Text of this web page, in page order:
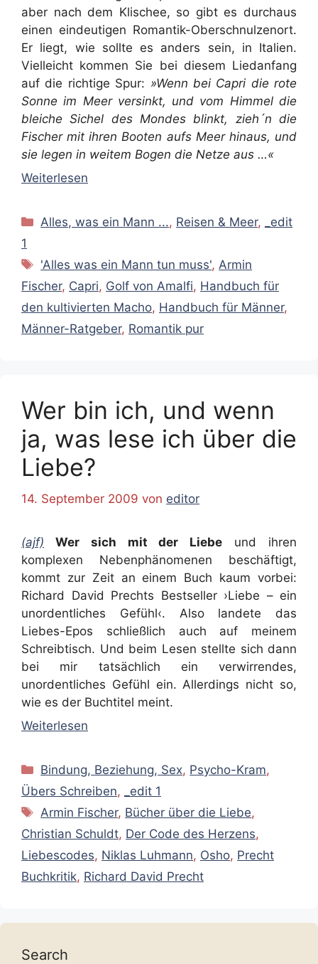
aber nach dem Klischee, so gibt es durchaus
einen eindeutigen Romantik-Oberschnulzenort.
Er liegt, wie sollte es anders sein, in Italien.
Vielleicht kommen Sie bei diesem Liedanfang
auf die richtige Spur: »Wenn bei Capri die rote
Sonne im Meer versinkt, und vom Himmel die
bleiche Sichel des Mondes blinkt, zieh´n die
Fischer mit ihren Booten aufs Meer hinaus, und
sie legen in weitem Bogen die Netze aus …«
Weiterlesen
Kategorien
Alles, was ein Mann ..., Reisen & Meer,
_edit
1
Schlagwörter
'Alles was ein Mann tun muss',Armin
Fischer, Capri, Golf von Amalfi, Handbuch für
den kultivierten Macho, Handbuch für Männer,
Männer-Ratgeber, Romantik pur
Wer bin ich, und wenn
ja, was lese ich über die
Liebe?
14. September 2009 von editor
(ajf) Wer sich mit der Liebe und ihren
komplexen Nebenphänomenen beschäftigt,
kommt zur Zeit an einem Buch kaum vorbei:
Richard David Prechts Bestseller ›Liebe – ein
unordentliches Gefühl‹. Also landete das
Liebes-Epos schließlich auch auf meinem
Schreibtisch. Und beim Lesen stellte sich dann
bei mir tatsächlich ein verwirrendes,
unordentliches Gefühl ein. Allerdings nicht so,
wie es der Buchtitel meint.
Weiterlesen
Kategorien
Bindung, Beziehung, Sex, Psycho-Kram,
Übers Schreiben,
_edit 1
Schlagwörter
Armin Fischer, Bücher über die Liebe,
Christian Schuldt, Der Code des Herzens,
Liebescodes, Niklas Luhmann, Osho, Precht
Buchkritik, Richard David Precht
Search